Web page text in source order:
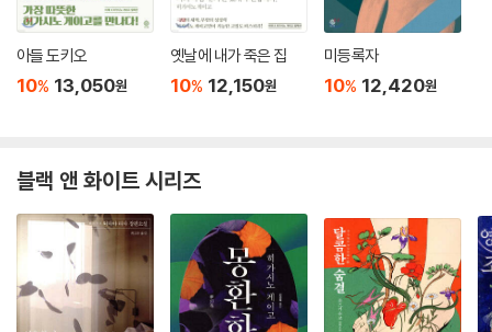
아들 도키오
10% 13,050원
옛날에 내가 죽은 집
10% 12,150원
미등록자
10% 12,420원
블랙 앤 화이트 시리즈